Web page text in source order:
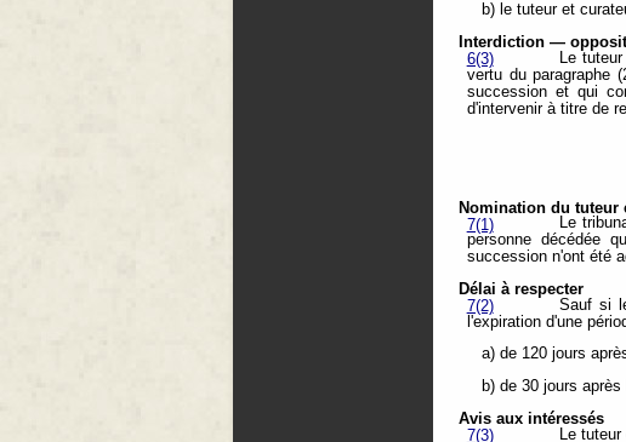
b) le tuteur et
Interdiction —
6(3)
Le
vertu du paragraphe
succession et qui
d'intervenir à titre de
Nomination du tuteur
7(1)
Le
personne décédée
succession n'ont été
Délai à respecter
7(2)
Sauf si
l'expiration d'une
a) de 120 jours
b) de 30 jours
Avis aux intéressés
7(3)
Le